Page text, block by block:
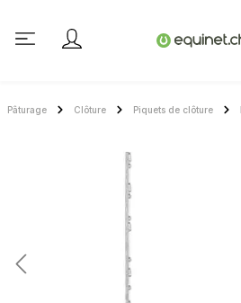
Pâturage Clôture Piquets de clôture